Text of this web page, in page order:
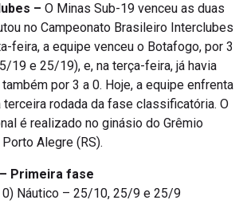
– O Minas Sub-19 venceu as duas
no Campeonato Brasileiro Interclubes
feira, a equipe venceu o Botafogo, por 3
19 e 25/19), e, na terça-feira, já havia
por 3 a 0. Hoje, a equipe enfrenta
terceira rodada da fase classificatória. O
é realizado no ginásio do Grêmio
Alegre (RS).
Primeira fase
Náutico – 25/10, 25/9 e 25/9